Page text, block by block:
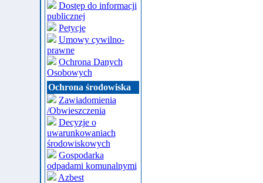
Dostęp do informacji
publicznej
Petycje
Umowy cywilno-
prawne
Ochrona Danych
Osobowych
Ochrona środowiska
Zawiadomienia
/Obwieszczenia
Decyzje o
uwarunkowaniach
środowiskowych
Gospodarka
odpadami komunalnymi
Azbest